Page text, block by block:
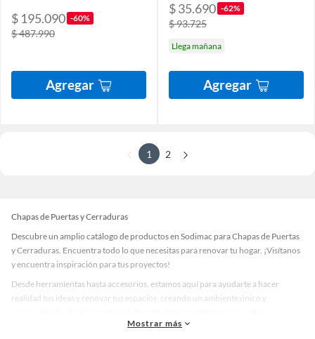
$ 195.090 -60%
$ 487.990
Agregar
$ 35.690 -62%
$ 93.725
Llega mañana
Agregar
1 2
Chapas de Puertas y Cerraduras
Descubre un amplio catálogo de productos en Sodimac para Chapas de Puertas
y Cerraduras. Encuentra todo lo que necesitas para renovar tu hogar. ¡Visítanos
y encuentra inspiración para tus proyectos!
Desde herramientas hasta accesorios, estamos aquí para ayudarte a hacer
realidad tus ideas y renovar tus espacios, creando un ambiente único y
accesorios de calidad que te ayudarán a crear un espacio más tú.
Mostrar más